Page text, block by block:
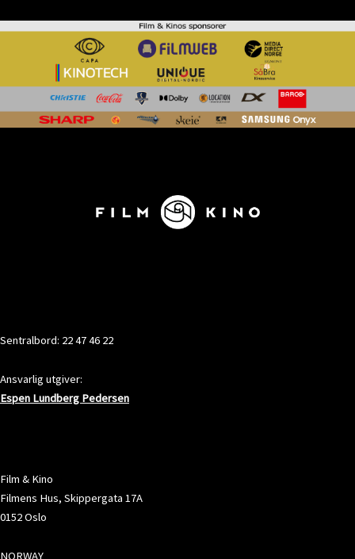
Sentralbord: 22 47 46 22
Ansvarlig utgiver:
Espen Lundberg Pedersen
Film & Kino
Filmens Hus, Skippergata 17A
0152 Oslo
NORWAY